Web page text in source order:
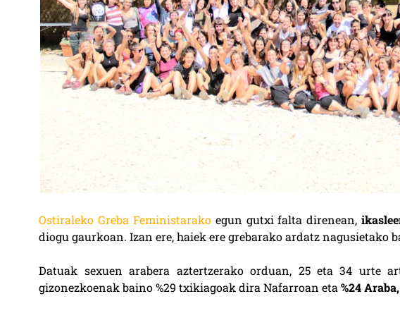
Ostiraleko Greba Feministarako egun gutxi falta direnean,
diogu gaurkoan. Izan ere, haiek ere grebarako ardatz nagusietako
Datuak sexuen arabera aztertzerako orduan, 25 eta 34 urte
gizonezkoenak baino %29 txikiagoak dira Nafarroan eta%24